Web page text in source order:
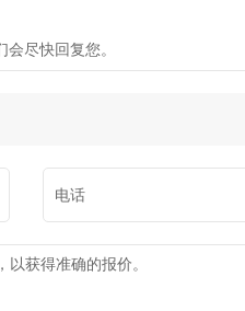
尽快回复您。